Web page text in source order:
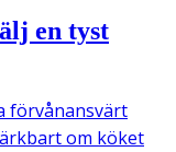
en tyst
förvånansvärt
om köket